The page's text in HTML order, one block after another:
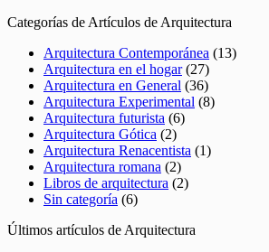
Categorías de Artículos de Arquitectura
Arquitectura Contemporánea (13)
Arquitectura en el hogar(27)
Arquitectura en General (36)
Arquitectura Experimental (8)
Arquitectura futurista (6)
Arquitectura Gótica (2)
Arquitectura Renacentista (1)
Arquitectura romana (2)
Libros de arquitectura (2)
Sin categoría (6)
Últimos artículos de Arquitectura